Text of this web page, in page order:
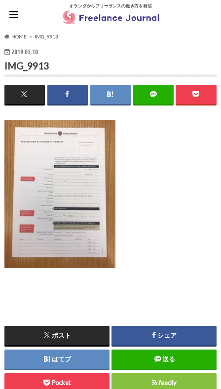
オランダからフリーランスの働き方を発信
HOME IMG_9913
2019.05.10
IMG_9913
ポスト シェア
はてブ 送る
Pocket feedly